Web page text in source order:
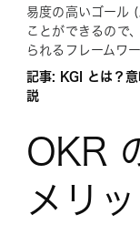
易度の高いゴール
ことができるので
られるフレームワ
記事: KGI とは？
説
OKR
メリ